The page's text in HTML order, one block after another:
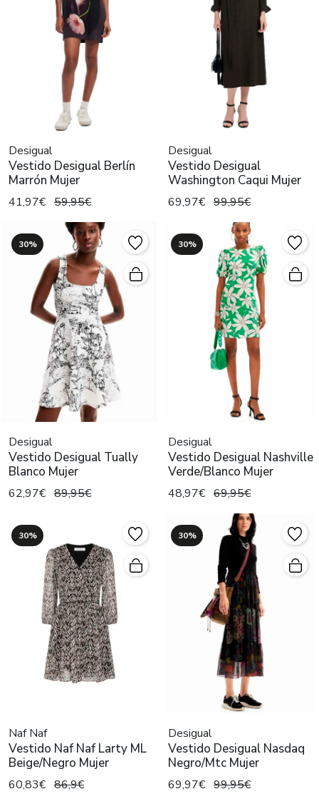
Desigual
Vestido Desigual Berlín
Marrón Mujer
41,97€ 59,95€
Desigual
Vestido Desigual
Washington Caqui Mujer
69,97€ 99,95€
30%
Desigual
Vestido Desigual Tually
Blanco Mujer
62,97€ 89,95€
30%
Desigual
Vestido Desigual Nashville
Verde/Blanco Mujer
48,97€ 69,95€
30%
Naf Naf
Vestido Naf Naf Larty ML
Beige/Negro Mujer
60,83€ 86,9€
30%
Desigual
Vestido Desigual Nasdaq
Negro/Mtc Mujer
69,97€ 99,95€